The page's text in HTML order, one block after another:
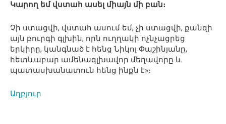
Կարող եմ վստահ ասել միայն մի բան։
Չի ստացվի, վստահ ասում եմ, չի ստացվի, քանզի
այն բուրգի գլխին, որն ուղղակի ոչնչացրեց
երկիրը, կանգնած է հենց Նիկոլ Փաշինյանը,
հետևաբար ամենագլխավոր մեղավորը և
պատասխանատուն հենց ինքն է»։
Աղբյուր